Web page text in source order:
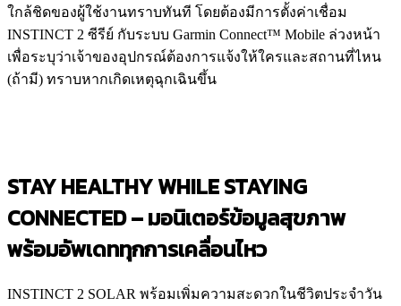
ใกล้ชิดของผู้ใช้งานทราบทันที โดยต้องมีการตั้งค่าเชื่อม
INSTINCT 2 ซีรีย์ กับระบบ Garmin Connect™ Mobile ล่วงหน้า
เพื่อระบุว่าเจ้าของอุปกรณ์ต้องการแจ้งให้ใครและสถานที่ไหน
(ถ้ามี) ทราบหากเกิดเหตุฉุกเฉินขึ้น
STAY HEALTHY WHILE STAYING
CONNECTED –มอนิเตอร์ข้อมูลสุขภาพ
พร้อมอัพเดททุกการเคลื่อนไหว
INSTINCT 2 SOLAR พร้อมเพิ่มความสะดวกในชีวิตประจำวัน